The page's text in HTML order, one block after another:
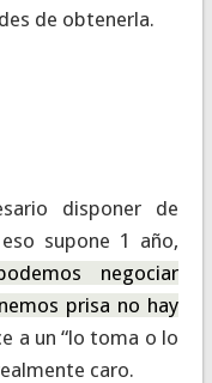
de obtenerla.
disponer de
supone 1 año,
negociar
prisa no hay
a un “lo toma o lo
caro.